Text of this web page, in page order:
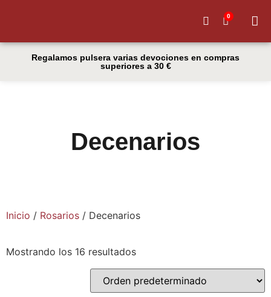
0
Regalamos pulsera varias devociones en compras
superiores a 30 €
Decenarios
Inicio / Rosarios / Decenarios
Mostrando los 16 resultados